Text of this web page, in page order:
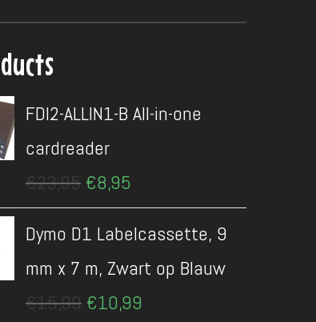
FDI2-ALLIN1-B All-in-one
cardreader
€23,95 Oorspronkelijke
prijs
€23,95.
€8,95
€8,95.
Dymo D1 Labelcassette, 9
mm x 7 m, Zwart op Blauw
€15,99 Oorspronkelijke
prijs
€10,99